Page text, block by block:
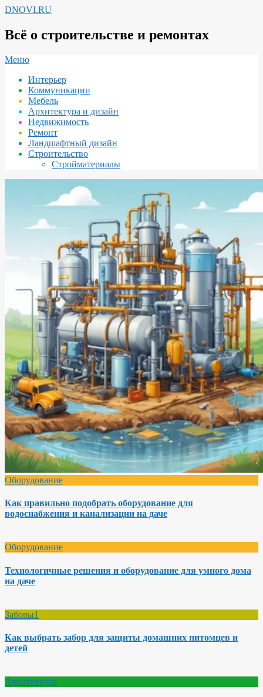
Перейти
содержимому
DNOVI.RU
Всё о строительстве и ремонтах
Вторичное
навигации
Меню
Интерьер
Коммуникации
Мебель
Архитектура и дизайн
Недвижимость
Ремонт
Ландшафтный дизайн
Строительство
Стройматериалы
Оборудование
Как правильно подобрать оборудование для
водоснабжения и канализации на даче
Оборудование
Технологичные решения и оборудование для умного дома
на даче
Заборы1
Как выбрать забор для защиты домашних питомцев и
детей
Архитектура